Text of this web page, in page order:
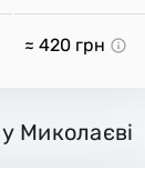
≈ 420 грн
Миколаєві